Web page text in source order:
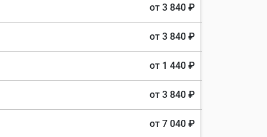
от 3 840 ₽
от 3 840 ₽
от 1 440 ₽
от 3 840 ₽
от 7 040 ₽